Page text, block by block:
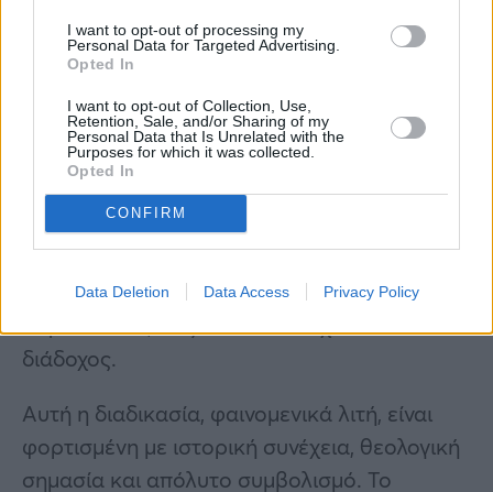
I want to opt-out of processing my
Personal Data for Targeted Advertising.
Opted In
I want to opt-out of Collection, Use,
Retention, Sale, and/or Sharing of my
Personal Data that Is Unrelated with the
Purposes for which it was collected.
Opted In
CONFIRM
Data Deletion Data Access Privacy Policy
παρούσας παπικής διακυβέρνησης.
Μια πράξη με θεολογικό βάθος και θεσμική
ακρίβεια
Η διαπίστωση του θανάτου δεν είναι απλώς
το πρώτο βήμα προς την εκλογή νέου Πάπα.
Είναι η τελετουργική επικύρωση της παύσης
της παπικής εξουσίας, που μεταβαίνει πλέον
στη συλλογικότητα του Κολλεγίου των
Καρδιναλίων, έως ότου αναδειχθεί ο
διάδοχος.
Αυτή η διαδικασία, φαινομενικά λιτή, είναι
φορτισμένη με ιστορική συνέχεια, θεολογική
σημασία και απόλυτο συμβολισμό. Το